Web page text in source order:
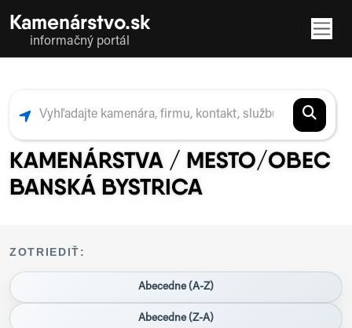
Kamenárstvo.sk
informačný portál
KAMENÁRSTVA / MESTO/OBEC
BANSKÁ BYSTRICA
ZOTRIEDIŤ:
Abecedne (A-Z)
Abecedne (Z-A)